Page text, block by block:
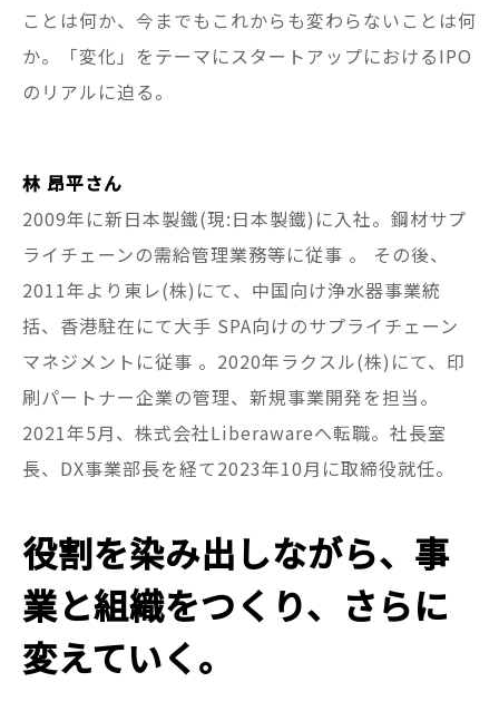
ことは何か、今までもこれからも変わらないことは何
か。「変化」をテーマにスタートアップにおけるIPO
のリアルに迫る。
林 昂平さん
2009年に新日本製鐵(現:日本製鐵)に入社。鋼材サプ
ライチェーンの需給管理業務等に従事 。 その後、
2011年より東レ(株)にて、中国向け浄水器事業統
括、香港駐在にて大⼿ SPA向けのサプライチェーン
マネジメントに従事 。2020年ラクスル(株)にて、印
刷パートナー企業の管理、新規事業開発を担当。
2021年5月、株式会社Liberawareへ転職。社長室
長、DX事業部長を経て2023年10月に取締役就任。
役割を染み出しながら、事
業と組織をつくり、さらに
変えていく。